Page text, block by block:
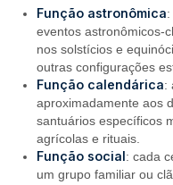
Função astronômica
eventos astronômicos-
nos solstícios e
outras configurações
Função calendárica:
aproximadamente aos
santuários específicos
agrícolas e rituais.
Função social: cada
um grupo familiar ou